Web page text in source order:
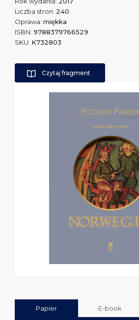
Liczba stron: 240
Oprawa: miękka
ISBN: 9788379766529
SKU: K732803
Czytaj fragment
Papier E-book